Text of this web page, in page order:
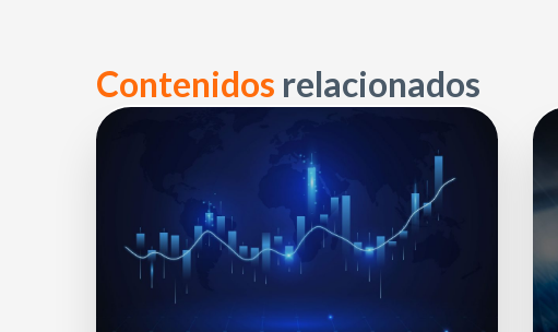
Contenidos relacionados